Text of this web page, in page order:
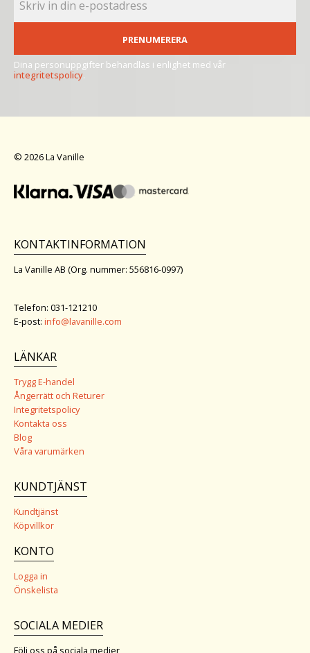
PRENUMERERA
Dina personuppgifter behandlas i enlighet med vår
integritetspolicy.
© 2026 La Vanille
KONTAKTINFORMATION
La Vanille AB (Org. nummer: 556816-0997)
Telefon: 031-121210
E-post: info@lavanille.com
LÄNKAR
Trygg E-handel
Ångerrätt och Returer
Integritetspolicy
Kontakta oss
Blog
Våra varumärken
KUNDTJÄNST
Kundtjänst
Köpvillkor
KONTO
Logga in
Önskelista
SOCIALA MEDIER
Följ oss på sociala medier